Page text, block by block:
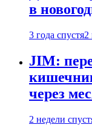
в
3 года спустя2
JIM:
через
2 недели